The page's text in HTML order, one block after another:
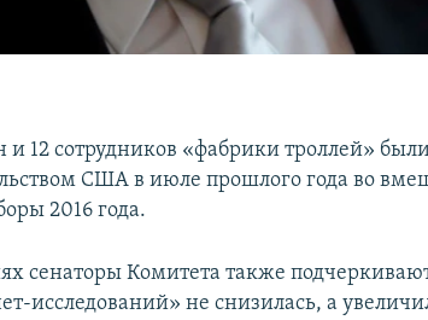
12 сотрудников «фабрики троллей»
США в июле прошлого года во
2016 года.
сенаторы Комитета также
исследований» не снизилась, а